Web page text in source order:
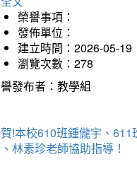
榮譽事項：
發佈單位：
建立時間：2026-05-19
瀏覽次數：278
發布者：教學組
!本校610班鍾儱宇、
林素珍老師協助指導！